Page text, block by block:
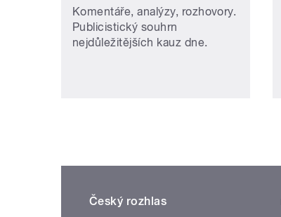
Komentáře, analýzy, rozhovory.
Publicistický souhrn
nejdůležitějších kauz dne.
Český rozhlas